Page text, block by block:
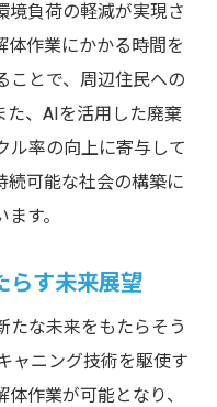
の効果
ための工夫
意識の変化
界に与える影響
て詳しく知りたい
境負荷の軽減が実現さ
体作業にかかる時間を
ことで、周辺住民への
た、AIを活用した廃棄
ル率の向上に寄与して
続可能な社会の構築に
す。
らす未来展望
たな未来をもたらそう
ャニング技術を駆使す
作業が可能となり、